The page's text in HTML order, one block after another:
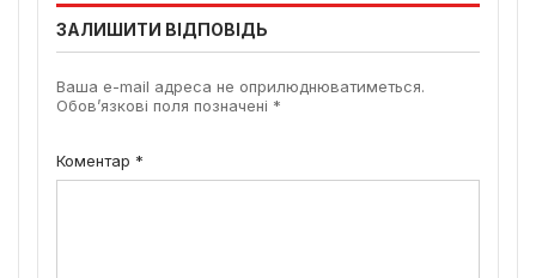
ЗАЛИШИТИ ВІДПОВІДЬ
Ваша e-mail адреса не оприлюднюватиметься.
Обов’язкові поля позначені *
Коментар *